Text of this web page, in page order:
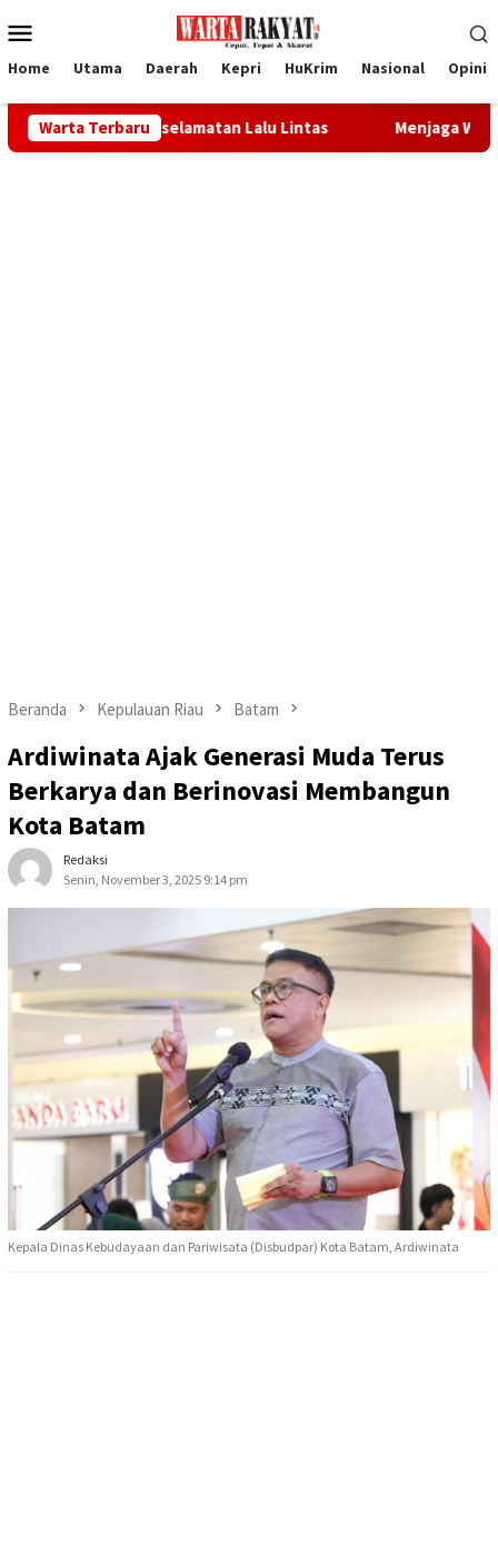
ke
Mobile
Home Utama Daerah Kepri HuKrim Nasional Opini
Warta Terbaru
Keselamatan Lalu Lintas Menjaga Warisan Melayu
Beranda Kepulauan Riau Batam
Ardiwinata Ajak Generasi Muda Terus
Berkarya dan Berinovasi Membangun
Kota Batam
Redaksi
Senin, November 3, 2025 9:14 pm
Kepala Dinas Kebudayaan dan Pariwisata (Disbudpar) Kota Batam, Ardiwinata